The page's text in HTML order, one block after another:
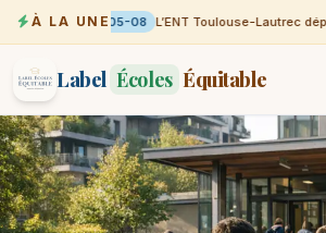
À LA UNE05-08 L’ENT Toulouse-Lautrec
Label Écoles Équitable